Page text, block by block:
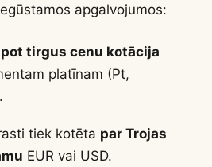
apgalvojumos:
tirgus cenu kotācija
platīnam (Pt,
tiek kotēta par Trojas
EUR vai USD.